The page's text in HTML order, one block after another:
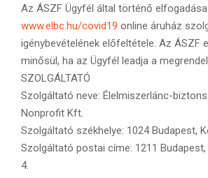
Az ÁSZF Ügyfél által történő
www.elbc.hu/covid19 online áruház
igénybevételének előfeltétele. Az ÁSZF
minősül, ha az Ügyfél leadja a
SZOLGÁLTATÓ
Szolgáltató neve: Élelmiszerlánc-
Nonprofit Kft.
Szolgáltató székhelye: 1024 Budapest,
Szolgáltató postai címe: 1211
4.